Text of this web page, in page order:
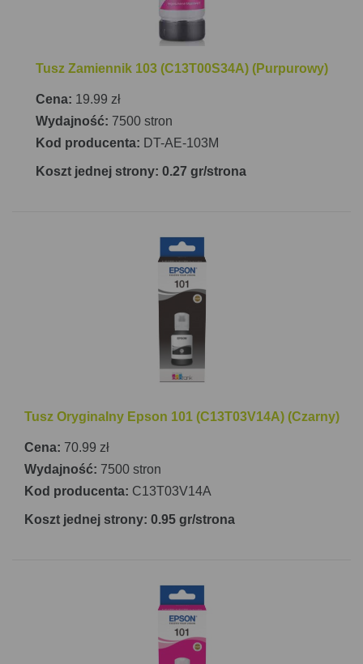
Tusz Zamiennik 103 (C13T00S34A) (Purpurowy)
Cena: 19.99 zł
Wydajność: 7500 stron
Kod producenta: DT-AE-103M
Koszt jednej strony: 0.27 gr/strona
Tusz Oryginalny Epson 101 (C13T03V14A) (Czarny)
Cena: 70.99 zł
Wydajność: 7500 stron
Kod producenta: C13T03V14A
Koszt jednej strony: 0.95 gr/strona